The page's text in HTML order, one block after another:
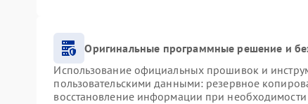
Оригинальные программные решение и
Использование официальных прошивок и
пользовательскими данными: резервное
восстановление информации при необходимости